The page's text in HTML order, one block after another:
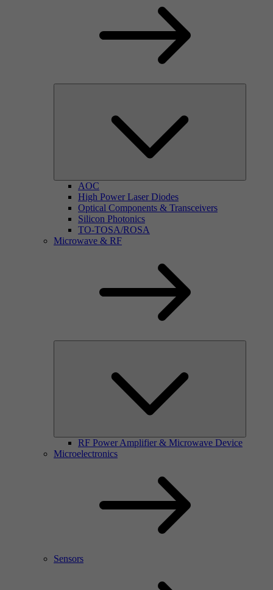
AOC
High Power Laser Diodes
Optical Components & Transceivers
Silicon Photonics
TO-TOSA/ROSA
Microwave & RF
RF Power Amplifier & Microwave Device
Microelectronics
Sensors